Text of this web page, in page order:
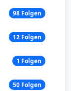
98 Folgen
12 Folgen
1 Folgen
50 Folgen